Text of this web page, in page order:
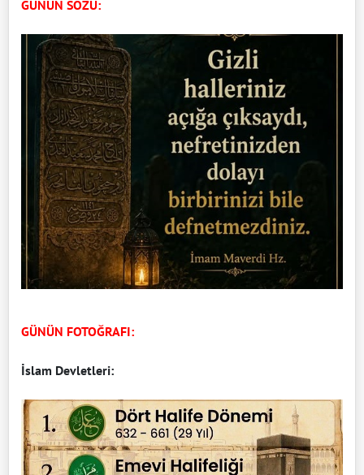
GÜNÜN SÖZÜ:
GÜNÜN FOTOĞRAFI:
İslam Devletleri: